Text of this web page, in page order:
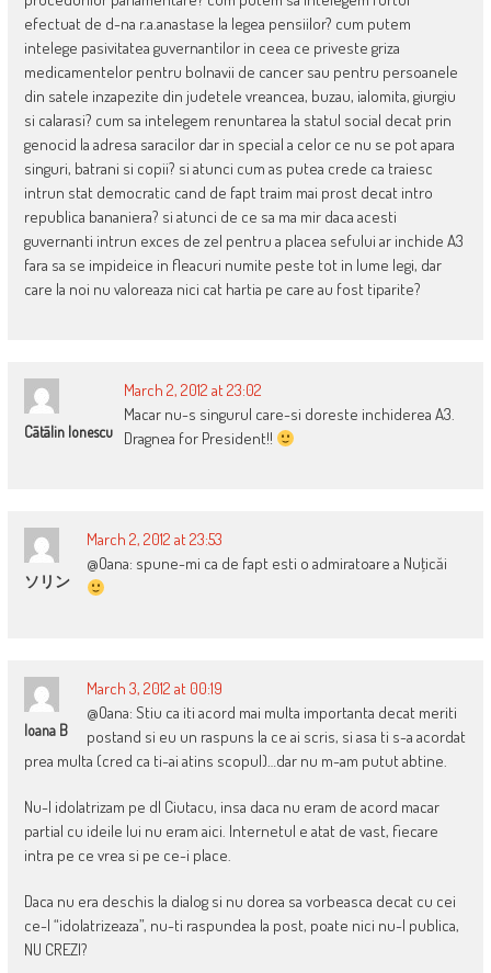
efectuat de d-na r.a.anastase la legea pensiilor? cum putem
intelege pasivitatea guvernantilor in ceea ce priveste griza
medicamentelor pentru bolnavii de cancer sau pentru persoanele
din satele inzapezite din judetele vreancea, buzau, ialomita, giurgiu
si calarasi? cum sa intelegem renuntarea la statul social decat prin
genocid la adresa saracilor dar in special a celor ce nu se pot apara
singuri, batrani si copii? si atunci cum as putea crede ca traiesc
intrun stat democratic cand de fapt traim mai prost decat intro
republica bananiera? si atunci de ce sa ma mir daca acesti
guvernanti intrun exces de zel pentru a placea sefului ar inchide A3
fara sa se impideice in fleacuri numite peste tot in lume legi, dar
care la noi nu valoreaza nici cat hartia pe care au fost tiparite?
Cãtãlin Ionescu
March 2, 2012 at 23:02
Macar nu-s singurul care-si doreste inchiderea A3.
Dragnea for President!!
ソリン
March 2, 2012 at 23:53
@Oana: spune-mi ca de fapt esti o admiratoare a Nuţicăi
Ioana B
March 3, 2012 at 00:19
@Oana: Stiu ca iti acord mai multa importanta decat meriti
postand si eu un raspuns la ce ai scris, si asa ti s-a acordat
prea multa (cred ca ti-ai atins scopul)…dar nu m-am putut abtine.
Nu-l idolatrizam pe dl Ciutacu, insa daca nu eram de acord macar
partial cu ideile lui nu eram aici. Internetul e atat de vast, fiecare
intra pe ce vrea si pe ce-i place.
Daca nu era deschis la dialog si nu dorea sa vorbeasca decat cu cei
ce-l “idolatrizeaza”, nu-ti raspundea la post, poate nici nu-l publica,
NU CREZI?